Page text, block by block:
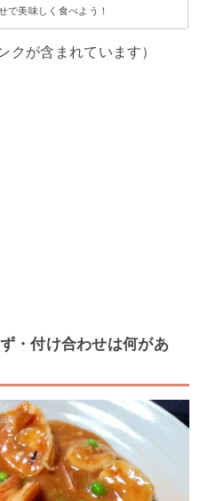
で美味しく食べよう！
クが含まれています）
・付け合わせは何があ